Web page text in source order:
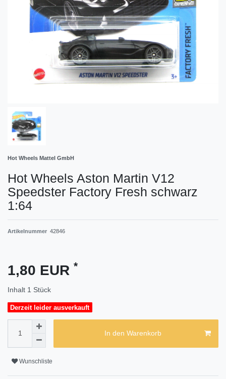
Hot Wheels Mattel GmbH
Hot Wheels Aston Martin V12
Speedster Factory Fresh schwarz
1:64
Artikelnummer 42846
1,80 EUR *
Inhalt 1 Stück
Derzeit leider ausverkauft
In den Warenkorb
Wunschliste